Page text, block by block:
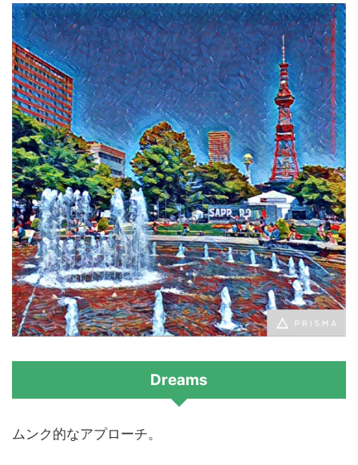
Dreams
ムンク的なアプローチ。